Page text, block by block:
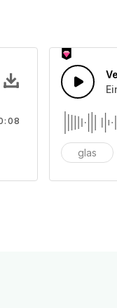
oder
14
unterschiedlichen
glas